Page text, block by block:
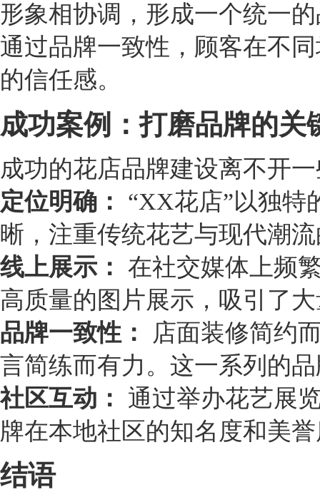
形象相协调，形成一个统一
通过品牌一致性，顾客在不
的信任感。
成功案例：打磨品牌的关
成功的花店品牌建设离不开
定位明确：
“XX花店”以独特
晰，注重传统花艺与现代潮
线上展示： 在社交媒体上频
高质量的图片展示，吸引了
品牌一致性：
店面装修简约
言简练而有力。这一系列的
社区互动：
通过举办花艺展
牌在本地社区的知名度和美
结语